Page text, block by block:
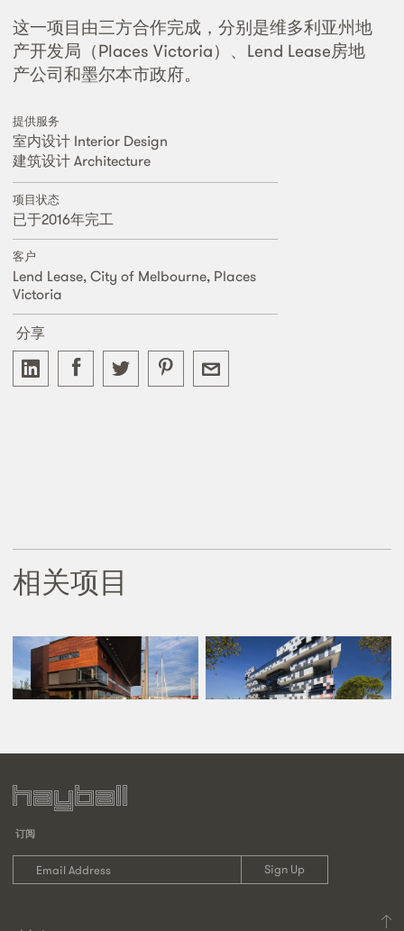
这一项目由三方合作完成，分别是维多利亚州地
产开发局（Places Victoria）、Lend Lease房地
产公司和墨尔本市政府。
提供服务
室内设计 Interior Design
建筑设计 Architecture
项目状态
已于2016年完工
客户
Lend Lease, City of Melbourne, Places
Victoria
分享
相关项目
订阅